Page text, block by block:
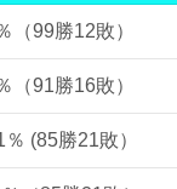
（99勝12敗）
（91勝16敗）
(85勝21敗）